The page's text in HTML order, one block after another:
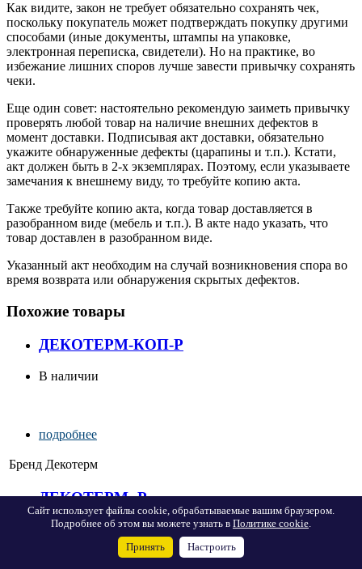
Как видите, закон не требует обязательно сохранять чек,
поскольку покупатель может подтверждать покупку другими
способами (иные документы, штампы на упаковке,
электронная переписка, свидетели). Но на практике, во
избежание лишних споров лучше завести привычку сохранять
чеки.
Еще один совет: настоятельно рекомендую заиметь привычку
проверять любой товар на наличие внешних дефектов в
момент доставки. Подписывая акт доставки, обязательно
укажите обнаруженные дефекты (царапины и т.п.). Кстати,
акт должен быть в 2-х экземплярах. Поэтому, если указываете
замечания к внешнему виду, то требуйте копию акта.
Также требуйте копию акта, когда товар доставляется в
разобранном виде (мебель и т.п.). В акте надо указать, что
товар доставлен в разобранном виде.
Указанный акт необходим на случай возникновения спора во
время возврата или обнаружения скрытых дефектов.
Похожие товары
ДЕКОТЕРМ-КОП-Р
В наличии
подробнее
Бренд Декотерм
ДЕКОТЕРМ- Р
В наличии
Сайт использует файлы cookie, обрабатываемые вашим браузером.
Подробнее об этом вы можете узнать в Политике cookie.
Принять Настроить